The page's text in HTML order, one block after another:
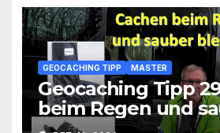
GEOCACHING TIPP MASTER
Geocaching Tipp
beim Regen und
bleiben